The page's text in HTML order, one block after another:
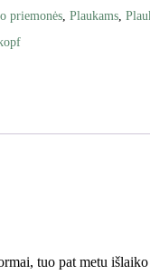
priemonės, Plaukams,
tuo pat metu